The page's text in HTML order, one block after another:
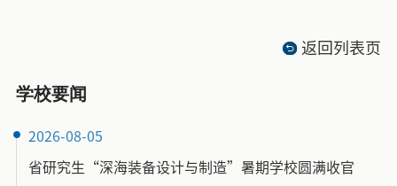
返回列表页
学校要闻
2026-08-05
省研究生“深海装备设计与制造”暑期学校圆满收官